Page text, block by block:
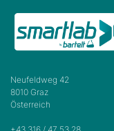
Neufeldweg 42
8010 Graz
Österreich